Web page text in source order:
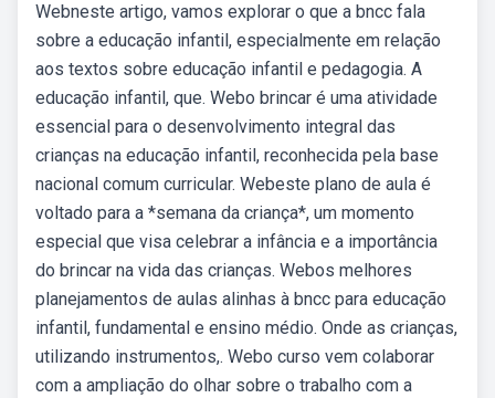
Webneste artigo, vamos explorar o que a bncc fala
sobre a educação infantil, especialmente em relação
aos textos sobre educação infantil e pedagogia. A
educação infantil, que. Webo brincar é uma atividade
essencial para o desenvolvimento integral das
crianças na educação infantil, reconhecida pela base
nacional comum curricular. Webeste plano de aula é
voltado para a *semana da criança*, um momento
especial que visa celebrar a infância e a importância
do brincar na vida das crianças. Webos melhores
planejamentos de aulas alinhas à bncc para educação
infantil, fundamental e ensino médio. Onde as crianças,
utilizando instrumentos,. Webo curso vem colaborar
com a ampliação do olhar sobre o trabalho com a